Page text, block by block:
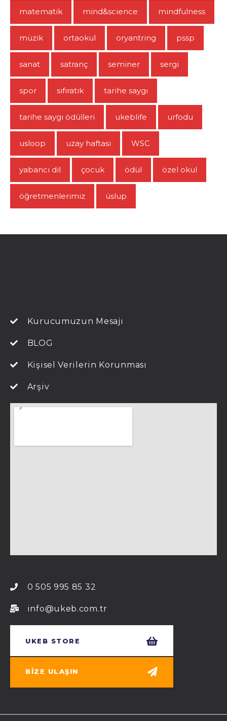
matematik mind&science mindfulness
müzik ortaokul oryantring pssp
sanat satranç seminer sergi
spor sıfıratık tarihe saygı
tarihe saygı ödülleri ukeblife urfodu
usloop uzay haftası WSC
yabancı dil çocuk ödül özel okul
öğretmenlerimiz üslup
Kurucumuzun Mesajı
BLOG
Kişisel Verilerin Korunması
Arşiv
0 505 995 85 32
info@ukeb.com.tr
UKEB STORE
BIZE ULAŞIN